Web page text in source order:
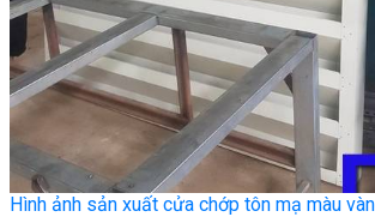
Hình ảnh sản xuất cửa chớp tôn mạ màu